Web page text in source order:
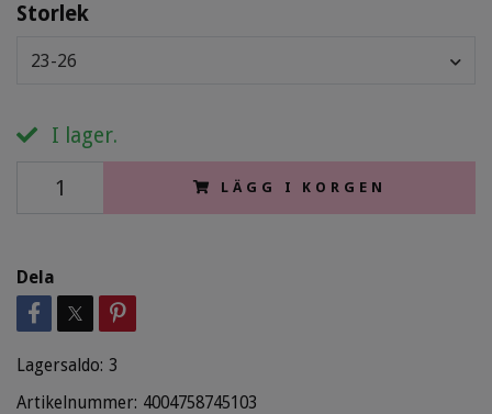
Storlek
23-26
I lager.
LÄGG I KORGEN
Dela
Lagersaldo: 3
Artikelnummer: 4004758745103